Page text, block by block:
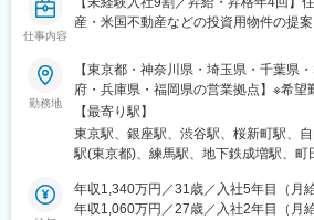
光寺駅、高蔵寺駅、春日井駅(中央本線)
京都河原町駅、学研奈良登美ケ丘駅、烏
ランド駅、三宮駅(神戸市営)、県庁前駅
県)、三ノ宮駅、市民広場駅、計算科学
駅、灘駅、天神南駅、天神駅、平和通
日原駅、渡辺通駅、恵庭駅、新さっぽ
センター前駅、豊水すすきの駅、中央
駅、西１５丁目駅、泉中央駅、古川駅
切駅、上島駅、高塚駅、遠州小松駅、
駅、みらい平駅、竜ケ崎駅、研究学園
仕事内容
産・米国不動産などの投資用物件の提案
勤務地
【東京都・神奈川県・埼玉県・千葉県
府・兵庫県・福岡県の営業拠点】※希望
歓迎＜東京・神奈川・埼玉・千葉＞丸
町、自由が丘、笹塚、中野、練馬、成
千住、錦糸町北、錦糸町南、金町、新小
船、藤沢、茅ケ崎、中山、登戸、溝の口
崎、綱島、鶴見、横浜、保土ヶ谷、上
【最寄り駅】
東京駅、銀座駅、渋谷駅、桜新町駅、
駅(東京都)、練馬駅、地下鉄成増駅、町
町駅(東京都)、大井町駅、蒲田駅、荻窪
中駅(東京都)、立川駅、大船駅、藤沢駅
年収1,340万円／31歳／入社5年目（月
年収1,060万円／27歳／入社2年目（月